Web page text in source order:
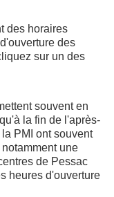
des horaires
des
sur un des
souvent en
la fin de l'après-
PMI ont souvent
une
de Pessac
heures d'ouverture